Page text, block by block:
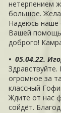
нетерпением
большое.
Надеюсь наше
Вашей
доброго!
• 05.04.22.
огромное за
классный
Ждите от нас
сойдёт.